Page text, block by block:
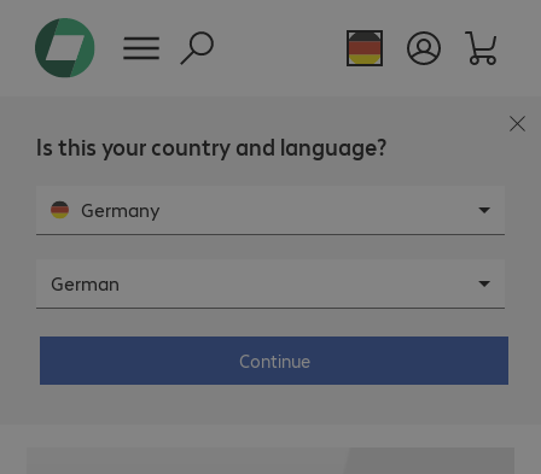
Is this your country and language?
Germany
German
Continue
steuern. Mit dem Bechtle Index of
Sovereignty.